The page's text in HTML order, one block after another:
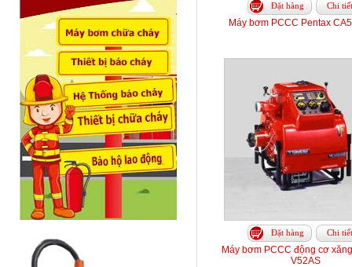
Đặt hàng Chi tiết
Máy bơm PCCC Pentax
Đặt hàng Chi tiết
Máy bơm PCCC động cơ
V52AS